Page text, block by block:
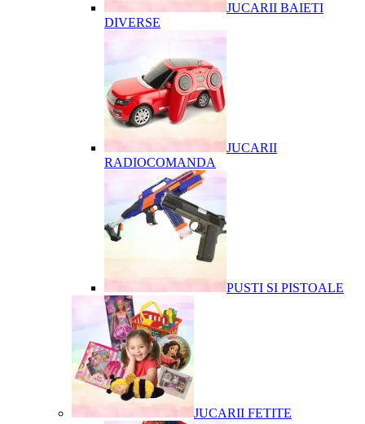
JUCARII BAIETI
DIVERSE
JUCARII
RADIOCOMANDA
PUSTI SI PISTOALE
JUCARII FETITE